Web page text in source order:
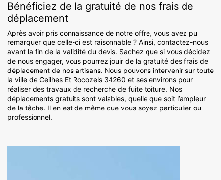
Bénéficiez de la gratuité de nos frais de
déplacement
Après avoir pris connaissance de notre offre, vous avez pu
remarquer que celle-ci est raisonnable ? Ainsi, contactez-nous
avant la fin de la validité du devis. Sachez que si vous décidez
de nous engager, vous pourrez jouir de la gratuité des frais de
déplacement de nos artisans. Nous pouvons intervenir sur toute
la ville de Ceilhes Et Rocozels 34260 et ses environs pour
réaliser des travaux de recherche de fuite toiture. Nos
déplacements gratuits sont valables, quelle que soit l’ampleur
de la tâche. Il en est de même que vous soyez particulier ou
professionnel.